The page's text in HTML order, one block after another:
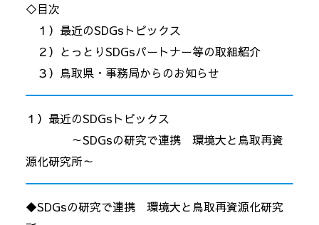
◇目次
１）最近のSDGsトピックス
２）とっとりSDGsパートナー等の取組紹介
３）鳥取県・事務局からのお知らせ
１）最近のSDGsトピックス
～SDGsの研究で連携 環境大と鳥取再資
源化研究所～
◆SDGsの研究で連携 環境大と鳥取再資源化研究